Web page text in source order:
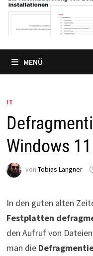
MENÜ
IT
Windows
von Tobias Langner
In den guten alten
Festplatten
den Aufruf von
man die